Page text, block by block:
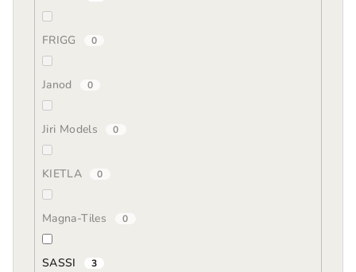
FRIGG 0
Janod 0
Jiri Models 0
KIETLA 0
Magna-Tiles 0
SASSI 3